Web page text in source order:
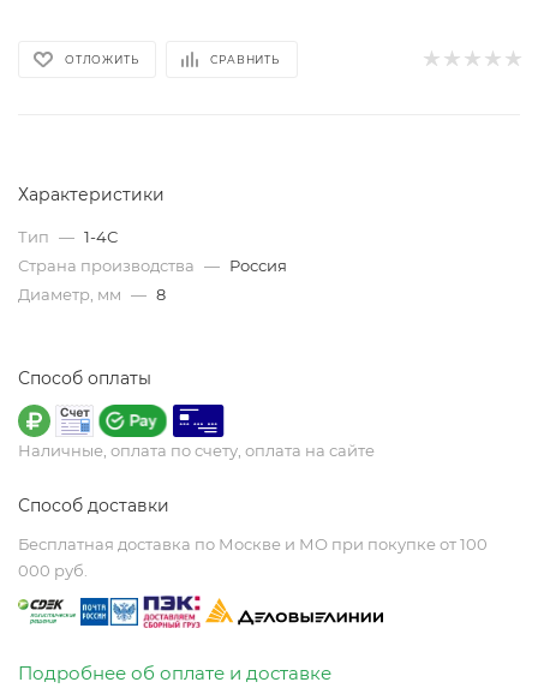
ОТЛОЖИТЬ СРАВНИТЬ
Характеристики
Тип — 1-4С
Страна производства — Россия
Диаметр, мм — 8
Способ оплаты
Наличные, оплата по счету, оплата на сайте
Способ доставки
Бесплатная доставка по Москве и МО при покупке от 100
000 руб.
Подробнее об оплате и доставке